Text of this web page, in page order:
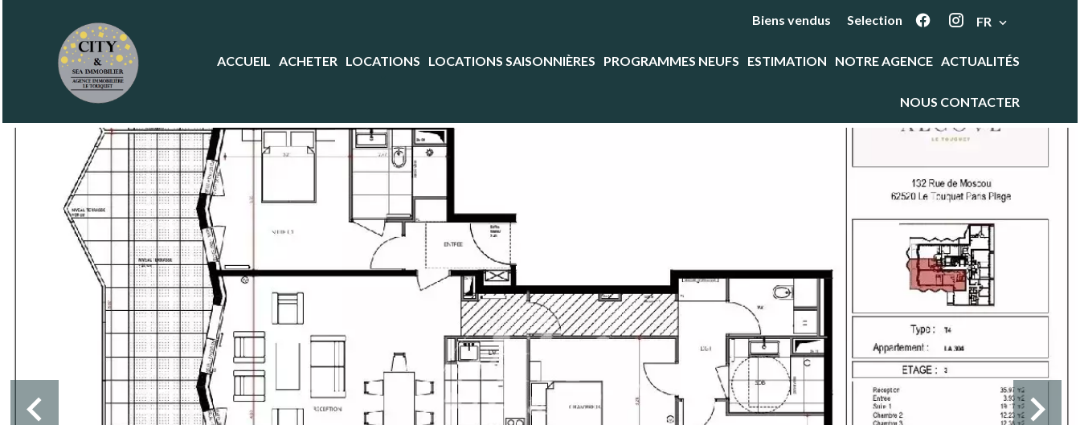
Biens vendus Selection FR
ACCUEIL ACHETER LOCATIONS LOCATIONS SAISONNIÈRES PROGRAMMES NEUFS ESTIMATION NOTRE AGENCE ACTUALITÉS
NOUS CONTACTER